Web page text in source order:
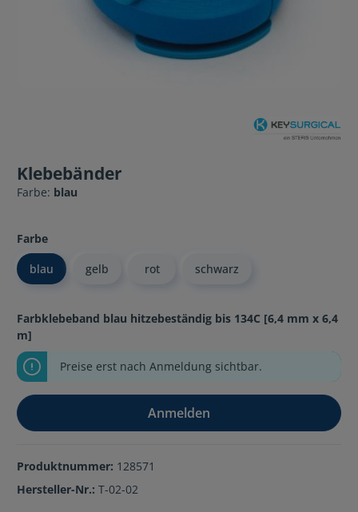
Klebebänder
Farbe: blau
Farbe
blau
gelb rot schwarz
Farbklebeband blau hitzebeständig bis 134C [6,4 mm x 6,4
m]
Preise erst nach Anmeldung sichtbar.
Anmelden
Produktnummer: 128571
Hersteller-Nr.:T-02-02